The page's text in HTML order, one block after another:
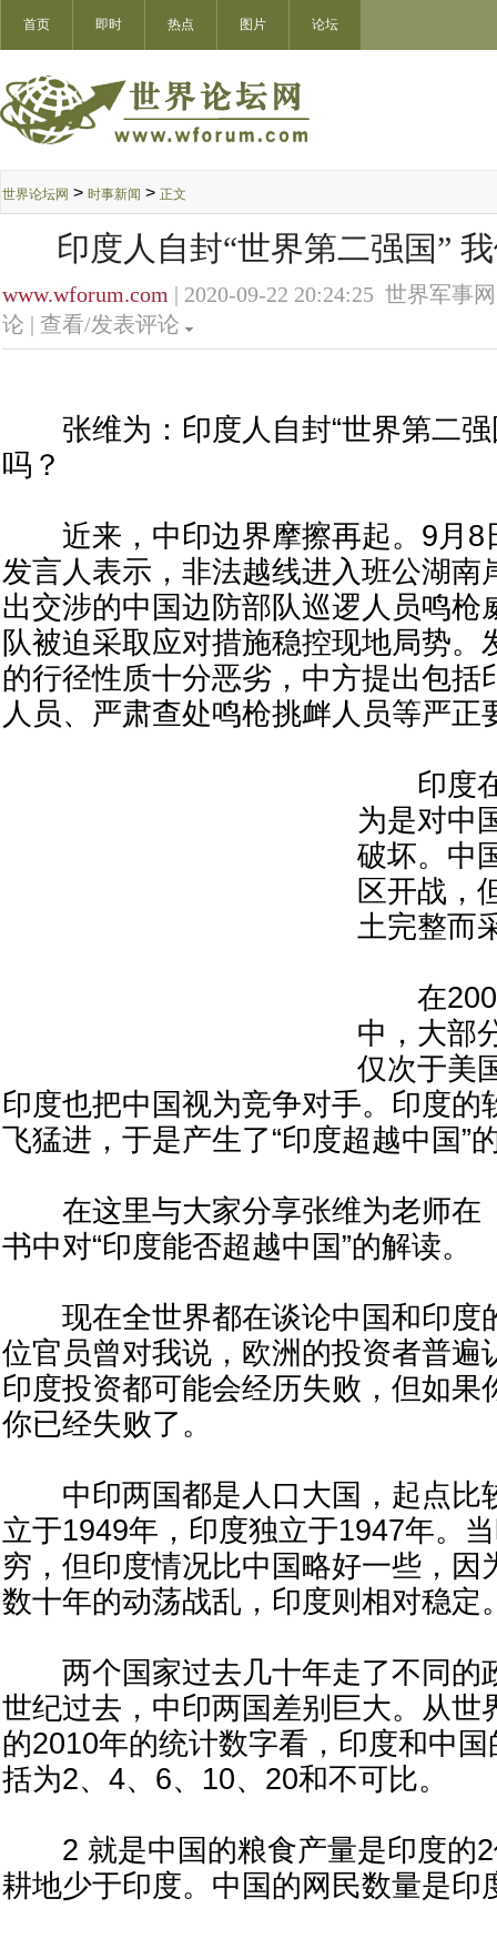
首页 即时 热点 图片 论坛
世界论坛网 > 时事新闻 > 正文
印度人自封“世界第二强国”
www.wforum.com | 2020-09-22 20:24:25 世界军事
论 | 查看/发表评论
张维为：印度人自封“世界第二强
吗？
近来，中印边界摩擦再起。9月8
发言人表示，非法越线进入班公湖南
出交涉的中国边防部队巡逻人员鸣枪
队被迫采取应对措施稳控现地局势。
的行径性质十分恶劣，中方提出包括
人员、严肃查处鸣枪挑衅人员等严正
印度在
为是对中
破坏。中
区开战，
土完整而
在2007
中，大部
仅次于美
印度也把中国视为竞争对手。印度的
飞猛进，于是产生了“印度超越中国”
在这里与大家分享张维为老师在
书中对“印度能否超越中国”的解读。
现在全世界都在谈论中国和印度
位官员曾对我说，欧洲的投资者普遍
印度投资都可能会经历失败，但如果
你已经失败了。
中印两国都是人口大国，起点比
立于1949年，印度独立于1947年。
穷，但印度情况比中国略好一些，因
数十年的动荡战乱，印度则相对稳定
两个国家过去几十年走了不同的
世纪过去，中印两国差别巨大。从世
的2010年的统计数字看，印度和中
括为2、4、6、10、20和不可比。
2 就是中国的粮食产量是印度的2
耕地少于印度。中国的网民数量是印